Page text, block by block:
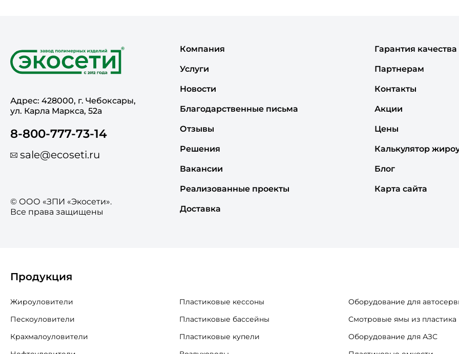
Адрес: 428000, г. Чебоксары,
ул. Карла Маркса, 52а
8-800-777-73-14
sale@ecoseti.ru
© ООО «ЗПИ «Экосети».
Все права защищены
Компания
Услуги
Новости
Благодарственные письма
Отзывы
Решения
Вакансии
Реализованные проекты
Доставка
Гарантия качества
Партнерам
Контакты
Акции
Цены
Калькулятор
Блог
Карта сайта
Продукция
Жироуловители
Пескоуловители
Крахмалоуловители
Пластиковые кессоны
Пластиковые бассейны
Пластиковые купели
Оборудование для
Смотровые ямы из пластика
Оборудование для АЗС